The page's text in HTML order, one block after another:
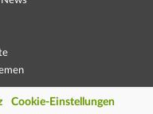
Cookie-Einstellungen